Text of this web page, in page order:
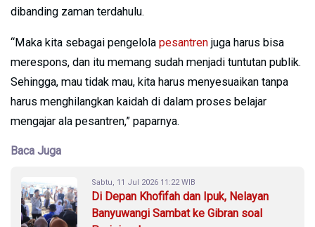
dibanding zaman terdahulu.
“Maka kita sebagai pengelola pesantren juga harus bisa
merespons, dan itu memang sudah menjadi tuntutan publik.
Sehingga, mau tidak mau, kita harus menyesuaikan tanpa
harus menghilangkan kaidah di dalam proses belajar
mengajar ala pesantren,” paparnya.
Baca Juga
Sabtu, 11 Jul 2026 11:22 WIB
Di Depan Khofifah dan Ipuk, Nelayan
Banyuwangi Sambat ke Gibran soal